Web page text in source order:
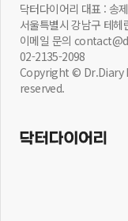
닥터다이어리 대표 : 송
서울특별시 강남구 테
이메일 문의
02-2135-2098
Copyright © Dr.Diary
reserved.